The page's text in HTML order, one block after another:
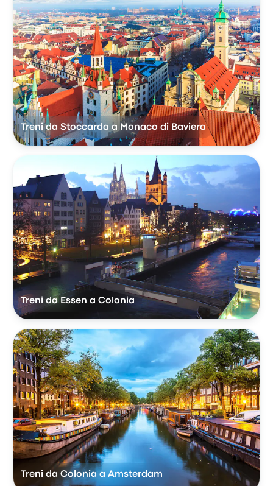
Treni da Stoccarda a Monaco di Baviera
Treni da Essen a Colonia
Treni da Colonia a Amsterdam